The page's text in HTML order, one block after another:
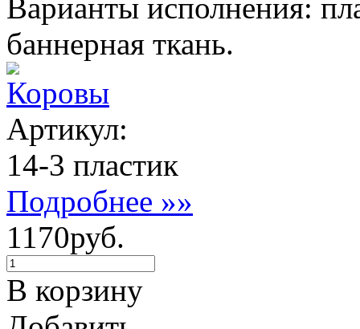
Варианты исполнения:
баннерная ткань.
Коровы
Артикул:
14-3 пластик
Подробнее »»
1170руб.
В корзину